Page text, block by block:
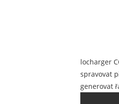
locharger
spravovat
generovat